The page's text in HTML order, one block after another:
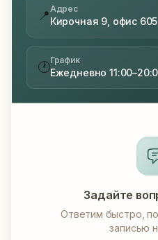
📍Адрес
Кирочная 9, офис 605
🕐График
Ежедневно
Задайте
Ответим быстро,
записью